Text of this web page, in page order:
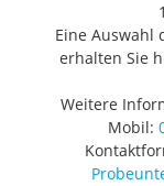
Eine Auswahl
erhalten Sie
Weitere
Mobil: